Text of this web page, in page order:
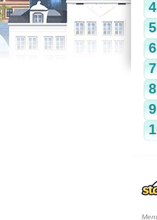
4
5
6
7
8
9